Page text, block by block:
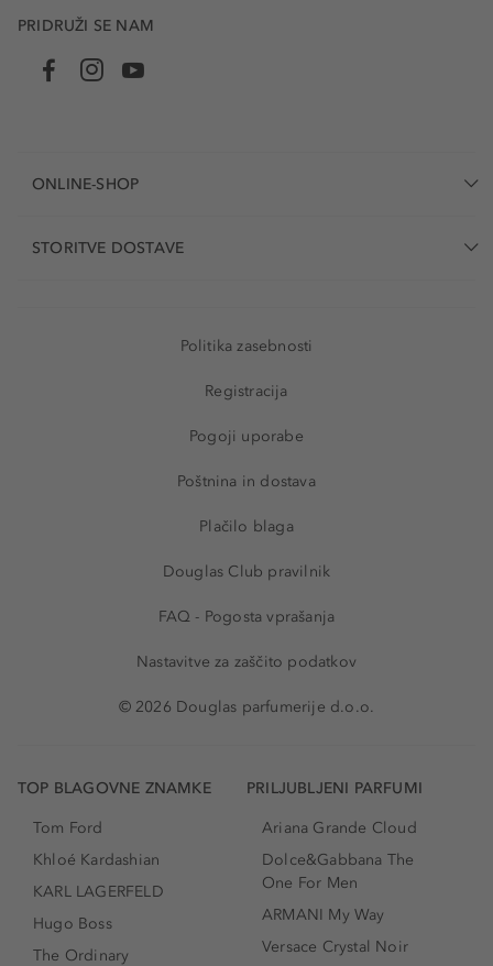
PRIDRUŽI SE NAM
ONLINE-SHOP
STORITVE DOSTAVE
Politika zasebnosti
Registracija
Pogoji uporabe
Poštnina in dostava
Plačilo blaga
Douglas Club pravilnik
FAQ - Pogosta vprašanja
Nastavitve za zaščito podatkov
© 2026 Douglas parfumerije d.o.o.
TOP BLAGOVNE ZNAMKE
Tom Ford
Khloé Kardashian
KARL LAGERFELD
Hugo Boss
The Ordinary
PRILJUBLJENI PARFUMI
Ariana Grande Cloud
Dolce&Gabbana The
One For Men
ARMANI My Way
Versace Crystal Noir